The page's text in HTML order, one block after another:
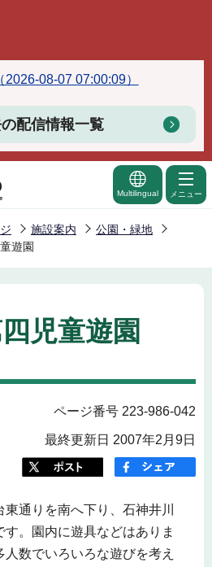
08-07 07:00:09）
配信情報一覧
Multilingual メニュー
施設案内
公園・緑地
遊園
児童遊園
ページ番号 223-986-042
最終更新日 2007年2月9日
通りを南へ下り、石神井川
。園内に遊具などはありま
数でいろいろな遊びを考え